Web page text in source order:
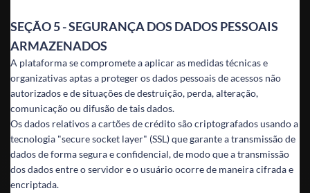
SEÇÃO 5 - SEGURANÇA DOS DADOS PESSOAIS
ARMAZENADOS
A plataforma se compromete a aplicar as medidas técnicas e
organizativas aptas a proteger os dados pessoais de acessos não
autorizados e de situações de destruição, perda, alteração,
comunicação ou difusão de tais dados.
Os dados relativos a cartões de crédito são criptografados usando a
tecnologia "secure socket layer" (SSL) que garante a transmissão de
dados de forma segura e confidencial, de modo que a transmissão
dos dados entre o servidor e o usuário ocorre de maneira cifrada e
encriptada.